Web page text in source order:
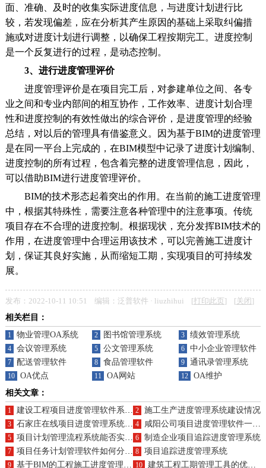
面、准确、及时的收集实际进度信息，与进度计划进行比
较，若发现偏差，应在分析其产生原因的基础上采取纠偏措
施或对进度计划进行调整，以确保工程按期完工。进度控制
是一个反复进行的过程，是动态控制。
3、进行进度管理评价
进度管理评价是在项目完工后，对参建单位之间、各专
业之间和专业内部间的相互协作，工作效率、进度计划合理
性和进度控制的有效性做出的综合评价，是进度管理的经验
总结，对以后的管理具有借鉴意义。因为基于BIM的进度管理
是在同一平台上完成的，在BIM模型中记录了进度计划编制、
进度控制的所有过程，包含着完整的进度管理信息，因此，
可以借助BIM进行进度管理评价。
BIM的技术形态起着突出的作用。在当前的施工进度管理
中，根据其特殊性，需要注意各种管理中的注意事项。传统
项目存在不合理的进度控制。根据现状，充分发挥BIM技术的
作用，在进度管理中合理运用该技术，可以完善施工进度计
划，保证其良好实施，从而缩短工期，实现项目的可持续发
展。
发布：2022-10-11 10:51 编辑：泛普软件 · liuzhihui [打印此页] [关闭 ]
相关栏目：
1 物业管理OA系统 2 图书馆管理系统 3 绩效管理系统
4 会议管理系统 5 公文管理系统 6 中小企业管理软件
7 配送管理软件 8 食品管理软件 9 通讯录管理系统
10 OA优点 11 OA网站 12
OA维护
相关文章：
1 建设工程项目进度管理软件系统哪家好 2 施工生产进度管理系统建设情况
3 石家庄在线项目进度管理系统优点 4 咸阳公司项目进度管理软件一般都有哪些功能
5 项目计划管理流程系统能否实现自动化监控？ 6 制造企业项目追踪进度管理系统
7 项目任务计划管理软件如何分配任务？ 8 项目追踪进度管理系统
9 基于BIM的工程施工进度管理系统 10 建筑工程工期管理工具的优势亮点及定制化特性概览?